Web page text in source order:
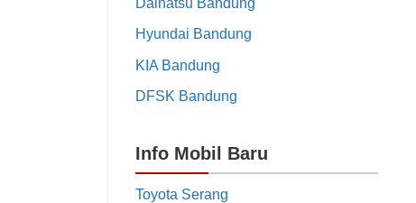
Hyundai Bandung
KIA Bandung
DFSK Bandung
Info Mobil Baru
Toyota Serang